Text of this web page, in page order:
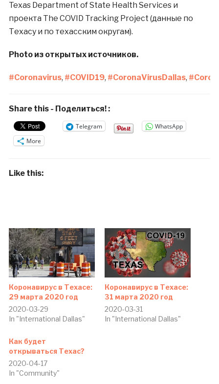
Texas Department of State Health Services и
проекта The COVID Tracking Project (данные по
Техасу и по техасским округам).
Photo из открытых источников.
#Coronavirus, #COVID19, #CoronaVirusDallas, #
Share this - Поделиться! :
Telegram
WhatsApp
More
Like this:
Коронавирус в Техасе:
29 марта 2020 год
2020-03-29
In "International Dallas"
Коронавирус в Техасе:
31 марта 2020 год
2020-03-31
In "International Dallas"
Как будет
открываться Техас?
2020-04-17
In "Community"